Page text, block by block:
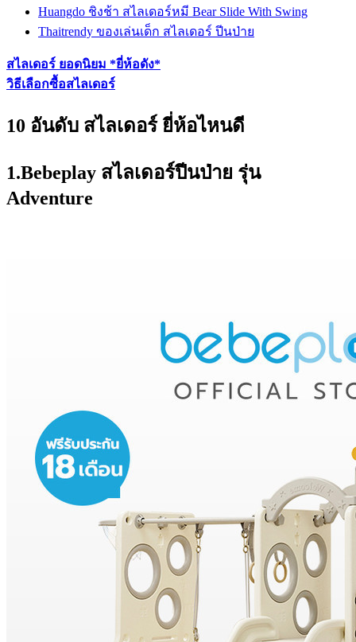
Huangdo ชิงช้า สไลเดอร์หมี Bear Slide With Swing
Thaitrendy ของเล่นเด็ก สไลเดอร์ ปีนป่าย
สไลเดอร์ ยอดนิยม *ยี่ห้อดัง*
วิธีเลือกซื้อสไลเดอร์
10 อันดับ สไลเดอร์ ยี่ห้อไหนดี
1.Bebeplay สไลเดอร์ปีนป่าย รุ่น
Adventure